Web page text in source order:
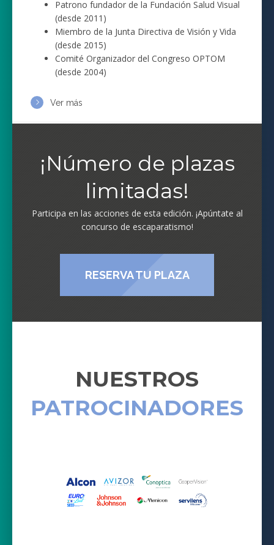
Patrono fundador de la Fundación Salud Visual
(desde 2011)
Miembro de la Junta Directiva de Visión y Vida
(desde 2015)
Comité Organizador del Congreso OPTOM
(desde 2004)
Ver más
¡Número de plazas
limitadas!
Participa en las acciones de esta edición. ¡Apúntate al
concurso de escaparatismo!
RESERVA TU PLAZA
NUESTROS
PATROCINADORES